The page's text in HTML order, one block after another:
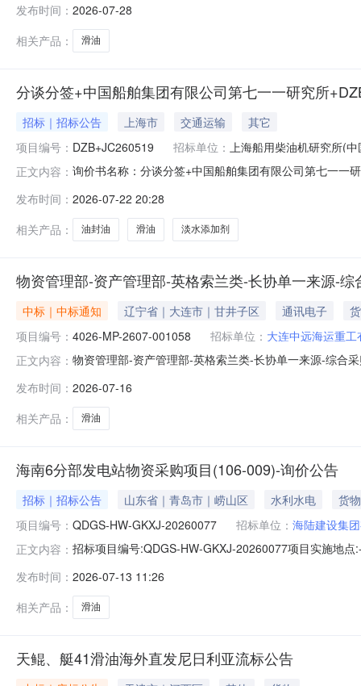
发布时间： 2026-07-28
相关产品：
滑油
分谈分签+中国船舶集团有限公司第七一一研究所
招标｜招标公告 上海市 交通运输
其它
项目编号： DZB+JC260519 招标单位： 上海船用柴油机研究所(
正文内容： 询价书名称：分谈分签+中国船舶集团有限公司第七一一
2026-08-30不指定3401412滑油桶2026-08-30不指定寻
发布时间： 2026-07-22 20:28
相关产品：
油封油 滑油 淡水添加剂
物资管理部-资产管理部-英格索兰类-长协单一来源-
中标｜中标通知 辽宁省｜大连市｜甘井子区 通讯电子
项目编号： 4026-MP-2607-001058 招标单位： 大连中远海运重工
正文内容： 物资管理部-资产管理部-英格索兰类-长协单一来源-综合
工电子采购平台上已完成评标工作，现将中标结果公示
发布时间： 2026-07-16
相关产品：
滑油
海南6分部发电站物资采购项目(106-009)-询价公告
招标｜招标公告 山东省｜青岛市｜崂山区 水利水电
货物
项目编号： QDGS-HW-GKXJ-20260077 招标单位： 海陆建设集
正文内容： 招标项目编号:QDGS-HW-GKXJ-20260077项目实施地
开标时间:2026-07-20开标形式:线下开标地点:--招标范围
发布时间： 2026-07-13 11:26
相关产品：
滑油
天鲲、艇41滑油海外直发尼日利亚流标公告